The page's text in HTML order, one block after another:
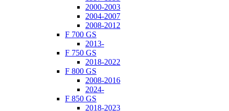
2000-2003
2004-2007
2008-2012
F 700 GS
2013-
F 750 GS
2018-2022
F 800 GS
2008-2016
2024-
F 850 GS
2018-2023